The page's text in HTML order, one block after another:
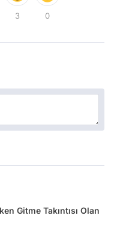
3 0
Gitme Takıntısı Olan